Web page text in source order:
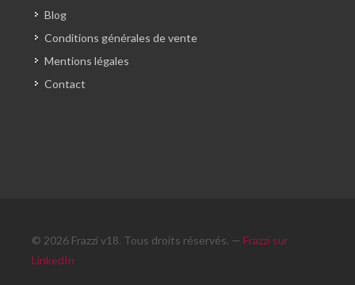
Blog
Conditions générales de vente
Mentions légales
Contact
© 2026 Frazzi v18. Tous droits réservés. — Frazzi sur
LinkedIn